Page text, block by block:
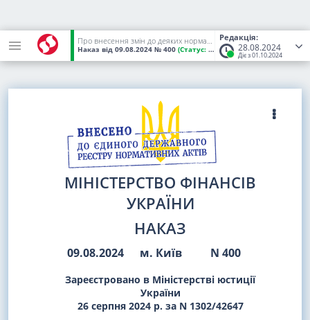
Редакція:
28.08.2024
Діє з 01.10.2024
Про внесення змін до деяких нормативно-правових актів Міністерства фінансів України
Наказ від 09.08.2024 № 400 (Статус:
МІНІСТЕРСТВО ФІНАНСІВ
УКРАЇНИ
НАКАЗ
09.08.2024 м. Київ N 400
Зареєстровано в Міністерстві юстиції
України
26 серпня 2024 р. за N 1302/42647